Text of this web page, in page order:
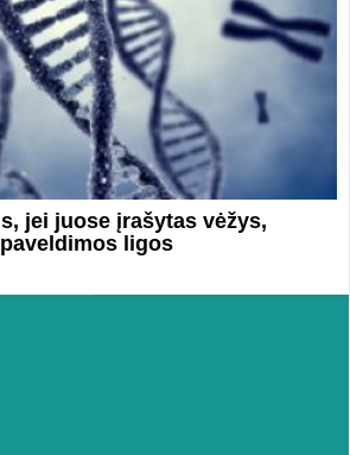
jei juose įrašytas vėžys,
ligos